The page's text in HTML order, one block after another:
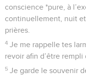
conscience *pure, à
continuellement, nuit
prières.
4 Je me rappelle tes
revoir afin d’être rempli
5 Je garde le souvenir